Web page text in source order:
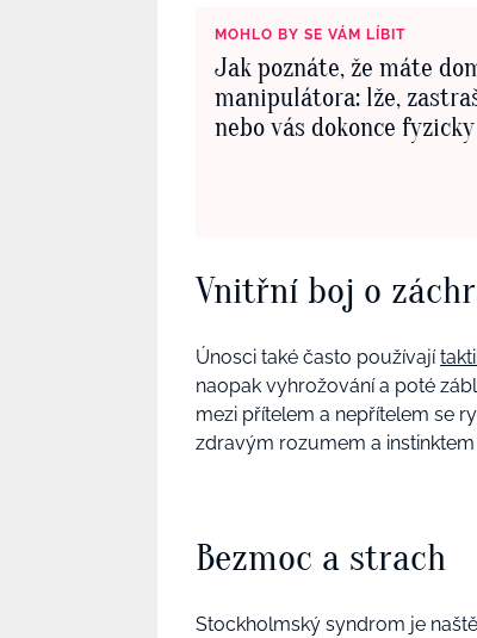
MOHLO BY SE VÁM LÍBIT
Jak poznáte, že máte
manipulátora: lže,
nebo vás dokonce
Vnitřní boj o
Únosci také často používají
naopak vyhrožování a poté
mezi přítelem a nepřítelem se
zdravým rozumem a
Bezmoc a strach
Stockholmský syndrom je